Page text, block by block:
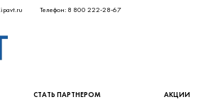
Телефон: 8 800 222-28-67
СТАТЬ ПАРТНЕРОМ АКЦИИ